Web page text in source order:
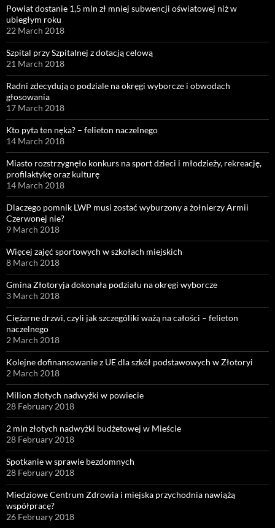
Powiat dostanie 1,5 mln zł mniej subwencji oświatowej niż w
ubiegłym roku
22 March 2018
Szpital przy Szpitalnej z dotacją celową
21 March 2018
Radni zdecydują o podziale na okręgi wyborcze i obwodach
głosowania
17 March 2018
Kto pyta ten nęka? – felieton naczelnego
14 March 2018
Miasto rozstrzygnęło konkurs na sport dzieci i młodzieży, rekreację,
profilaktykę oraz kulturę
14 March 2018
Dlaczego pomnik LWP musi zostać wyburzony a żołnierzy Armii
Czerwonej nie?
9 March 2018
Więcej zajęć sportowych w szkołach miejskich
8 March 2018
Gmina Złotoryja dokonała podziału na okręgi wyborcze
3 March 2018
Ciężarne drzwi, czyli jak szczególiki ważą na całości – felieton
naczelnego
2 March 2018
Kolejne dofinansowanie z UE dla szkół podstawowych w Złotoryi
2 March 2018
Milion złotych nadwyżki w powiecie
28 February 2018
2 mln złotych nadwyżki budżetowej w Mieście
28 February 2018
Spotkanie w sprawie bezdomnych
28 February 2018
Miedziowe Centrum Zdrowia i miejska przychodnia nawiążą
współpracę?
26 February 2018